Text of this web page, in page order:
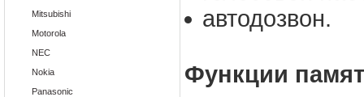
Mitsubishi
Motorola
NEC
Nokia
Panasonic
автодозвон.
Функции